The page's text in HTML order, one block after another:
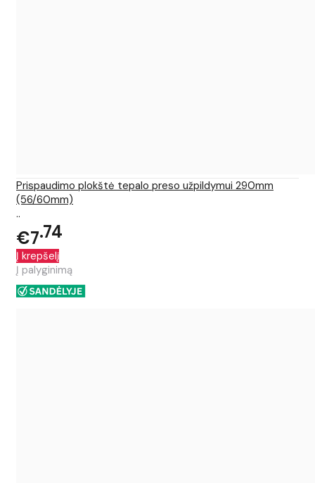
Prispaudimo plokštė tepalo preso užpildymui 290mm
(56/60mm)
..
€7 74
Į krepšelį
Į palyginimą